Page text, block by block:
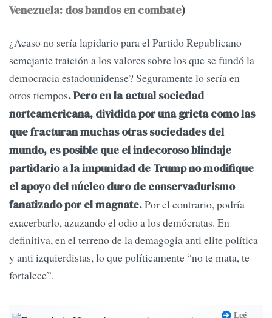
Venezuela: dos bandos en combate)
¿Acaso no sería lapidario para el Partido Republicano
semejante traición a los valores sobre los que se fundó la
democracia estadounidense? Seguramente lo sería en
otros tiempos. Pero en la actual sociedad
norteamericana, dividida por una grieta como las
que fracturan muchas otras sociedades del
mundo, es posible que el indecoroso blindaje
partidario a la impunidad de Trump no modifique
el apoyo del núcleo duro de conservadurismo
fanatizado por el magnate.Por el contrario, podría
exacerbarlo, azuzando el odio a los demócratas. En
definitiva, en el terreno de la demagogia anti elite política
y anti izquierdistas, lo que políticamente “no te mata, te
fortalece”.
Leé